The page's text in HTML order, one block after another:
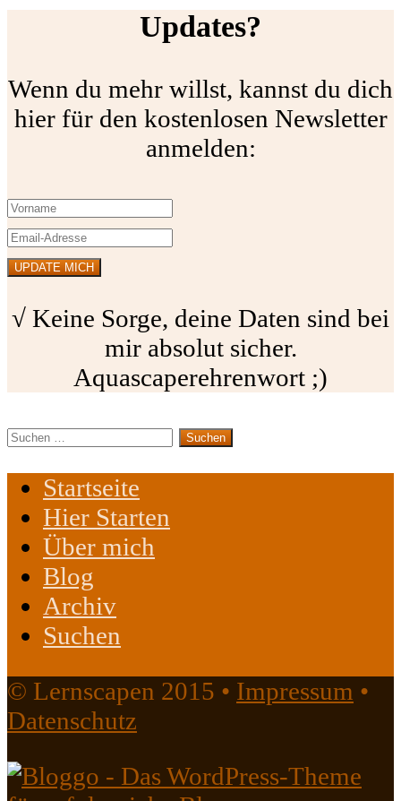
Updates?
Wenn du mehr willst, kannst du dich
hier für den kostenlosen Newsletter
anmelden:
√ Keine Sorge, deine Daten sind bei
mir absolut sicher.
Aquascaperehrenwort ;)
Suchen
Startseite
Hier Starten
Über mich
Blog
Archiv
Suchen
© Lernscapen 2015 • Impressum •
Datenschutz